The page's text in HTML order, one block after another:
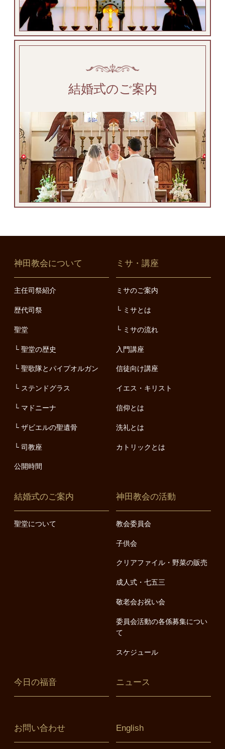
結婚式のご案内
神田教会について
主任司祭紹介
歴代司祭
聖堂
聖堂の歴史
聖歌隊とパイプオルガン
ステンドグラス
マドニーナ
ザビエルの聖遺骨
司教座
公開時間
ミサ・講座
ミサのご案内
ミサとは
ミサの流れ
入門講座
信徒向け講座
イエス・キリスト
信仰とは
洗礼とは
カトリックとは
結婚式のご案内
聖堂について
神田教会の活動
教会委員会
子供会
クリアファイル・野菜の販売
成人式・七五三
敬老会お祝い会
委員会活動の各係募集につい
て
スケジュール
今日の福音 ニュース
お問い合わせ English